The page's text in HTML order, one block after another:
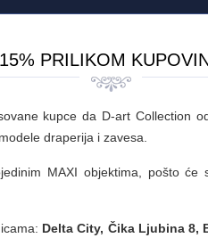
PRILIKOM
kupce da D-art Collection
draperija i zavesa.
MAXI objektima, pošto
Delta City, Čika Ljubina 8,